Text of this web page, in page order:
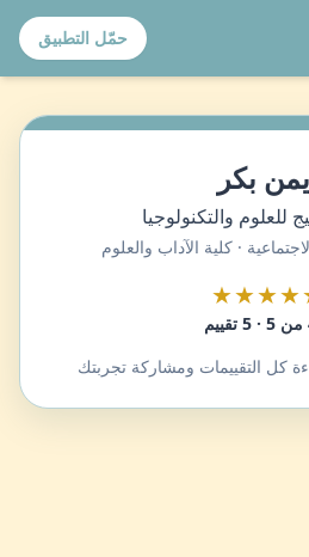
حمّل التطبيق
بكر
للعلوم والتكنولوجيا
· كلية الآداب والعلوم